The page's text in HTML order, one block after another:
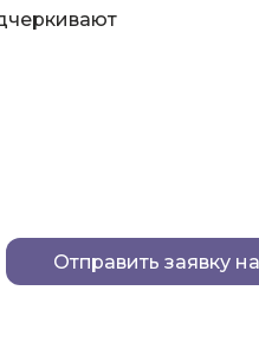
Отправить заявку